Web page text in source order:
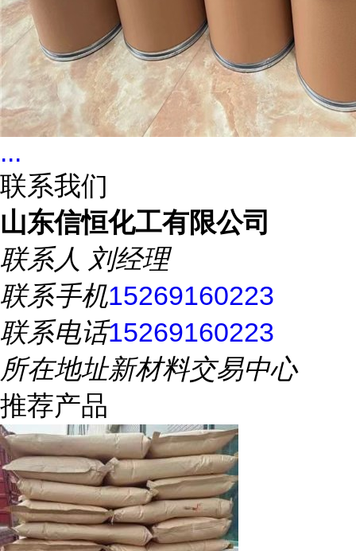
...
联系我们
山东信恒化工有限公司
联系人 刘经理
联系手机15269160223
联系电话15269160223
所在地址新材料交易中心
推荐产品